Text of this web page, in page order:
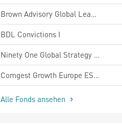
Brown Advisory Global Leaders Sustainable Fund Dollar Class SI PH Acc H
BDL Convictions I
Ninety One Global Strategy Fund - Global Franchise Fund A Inc USD
Comgest Growth Europe ESG Plus EUR Z ACC
Alle Fonds ansehen